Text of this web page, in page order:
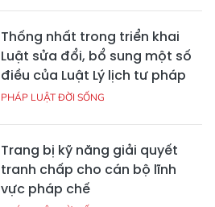
Thống nhất trong triển khai
Luật sửa đổi, bổ sung một số
điều của Luật Lý lịch tư pháp
PHÁP LUẬT ĐỜI SỐNG
Trang bị kỹ năng giải quyết
tranh chấp cho cán bộ lĩnh
vực pháp chế